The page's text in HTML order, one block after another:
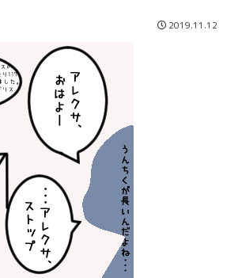
2019.11.12